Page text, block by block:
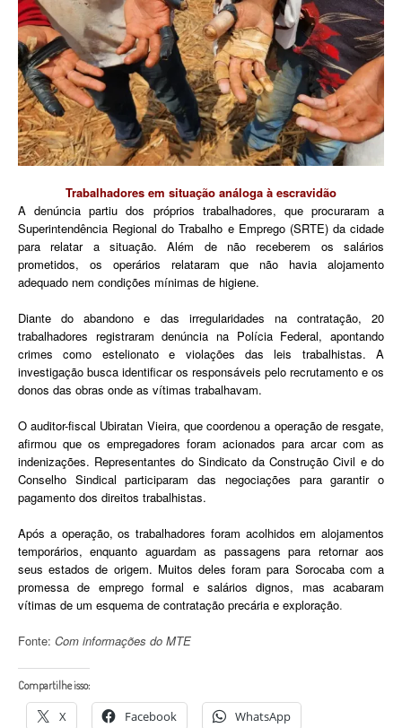
Trabalhadores em situação análoga à escravidão
A denúncia partiu dos próprios trabalhadores, que procuraram a
Superintendência Regional do Trabalho e Emprego (SRTE) da cidade
para relatar a situação. Além de não receberem os salários
prometidos, os operários relataram que não havia alojamento
adequado nem condições mínimas de higiene.
Diante do abandono e das irregularidades na contratação, 20
trabalhadores registraram denúncia na Polícia Federal, apontando
crimes como estelionato e violações das leis trabalhistas. A
investigação busca identificar os responsáveis pelo recrutamento e os
donos das obras onde as vítimas trabalhavam.
O auditor-fiscal Ubiratan Vieira, que coordenou a operação de resgate,
afirmou que os empregadores foram acionados para arcar com as
indenizações. Representantes do Sindicato da Construção Civil e do
Conselho Sindical participaram das negociações para garantir o
pagamento dos direitos trabalhistas.
Após a operação, os trabalhadores foram acolhidos em alojamentos
temporários, enquanto aguardam as passagens para retornar aos
seus estados de origem. Muitos deles foram para Sorocaba com a
promessa de emprego formal e salários dignos, mas acabaram
vítimas de um esquema de contratação precária e exploração.
Fonte: Com informações do MTE
Compartilhe isso:
X Facebook WhatsApp